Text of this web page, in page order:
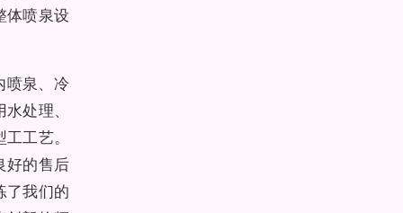
体喷泉设
喷泉、冷
处理、
工艺。
好的售后
了我们的